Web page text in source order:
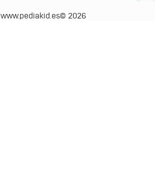
www.pediakid.es© 2026